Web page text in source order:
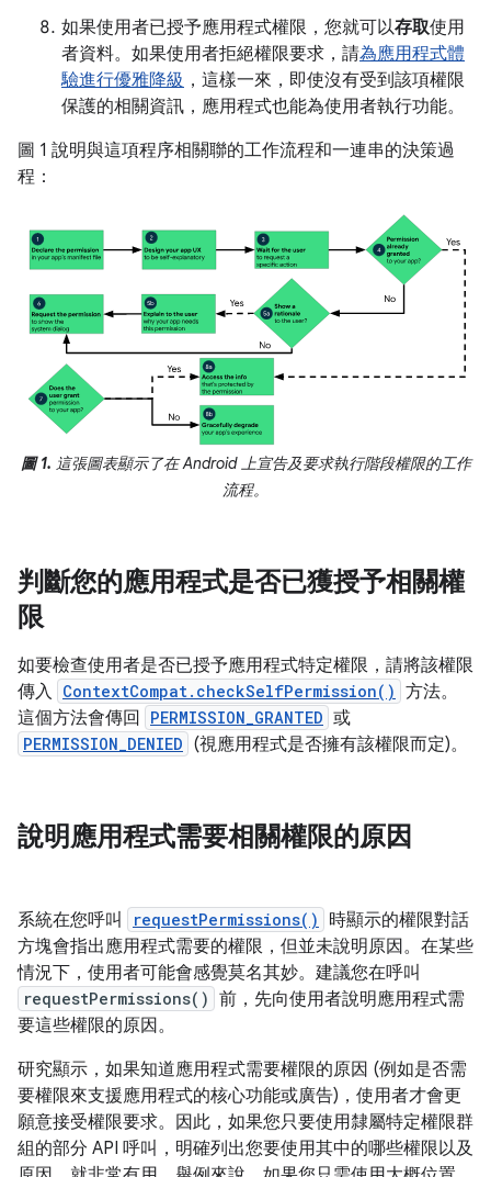
如果使用者已授予應用程式權限，您就可以存取使用
者資料。如果使用者拒絕權限要求，請為應用程式體
驗進行優雅降級 ，這樣一來，即使沒有受到該項權限
保護的相關資訊，應用程式也能為使用者執行功能。
圖 1 說明與這項程序相關聯的工作流程和一連串的決策過
程：
圖 1. 這張圖表顯示了在 Android 上宣告及要求執行階段權限的工作
流程。
判斷您的應用程式是否已獲授予相關權
限
如要檢查使用者是否已授予應用程式特定權限，請將該權限
傳入 ContextCompat.checkSelfPermission() 方法。
這個方法會傳回
PERMISSION_GRANTED 或
PERMISSION_DENIED (視應用程式是否擁有該權限而定)。
說明應用程式需要相關權限的原因
系統在您呼叫 requestPermissions()
時顯示的權限對話
方塊會指出應用程式需要的權限，但並未說明原因。在某些
情況下，使用者可能會感覺莫名其妙。建議您在呼叫
requestPermissions() 前，先向使用者說明應用程式需
要這些權限的原因。
研究顯示，如果知道應用程式需要權限的原因 (例如是否需
要權限來支援應用程式的核心功能或廣告)，使用者才會更
願意接受權限要求。因此，如果您只要使用隸屬特定權限群
組的部分 API 呼叫，明確列出您要使用其中的哪些權限以及